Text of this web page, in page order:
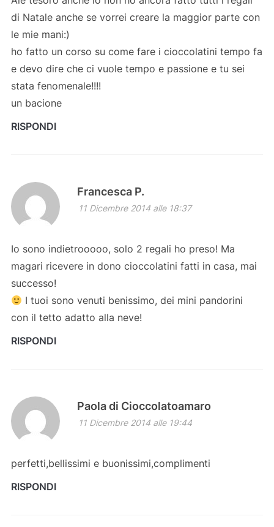
di Natale anche se vorrei creare la maggior parte con
le mie mani:)
ho fatto un corso su come fare i cioccolatini tempo fa
e devo dire che ci vuole tempo e passione e tu sei
stata fenomenale!!!!
un bacione
RISPONDI
Francesca P.
11 Dicembre 2014 alle 18:37
Io sono indietrooooo, solo 2 regali ho preso! Ma
magari ricevere in dono cioccolatini fatti in casa, mai
successo!
I tuoi sono venuti benissimo, dei mini pandorini
con il tetto adatto alla neve!
RISPONDI
Paola di Cioccolatoamaro
11 Dicembre 2014 alle 19:44
perfetti,bellissimi e buonissimi,complimenti
RISPONDI